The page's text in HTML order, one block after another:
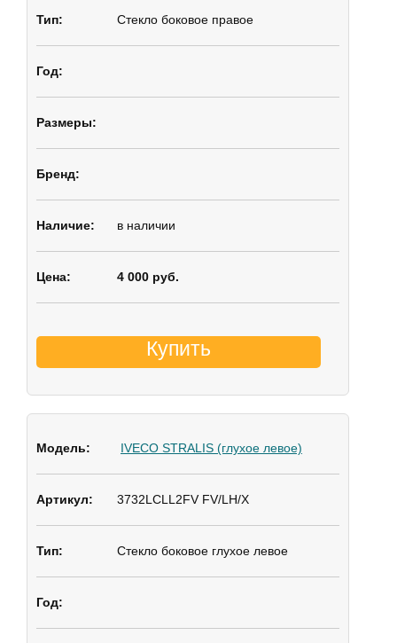
Стекло боковое правое
в наличии
4 000 руб.
Купить
IVECO STRALIS (глухое левое)
3732LCLL2FV FV/LH/X
Стекло боковое глухое левое